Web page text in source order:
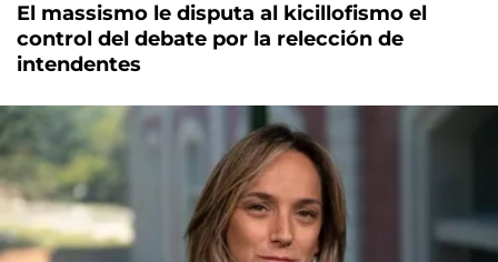
El massismo le disputa al kicillofismo el
control del debate por la relección de
intendentes